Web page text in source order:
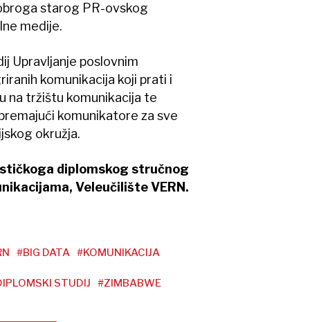
starog PR-ovskog
medije.
Upravljanje poslovnim
komunikacija koji prati i
na tržištu komunikacija te
komunikatore za sve
okružja.
diplomskog stručnog
Veleučilište VERN.
#BIG DATA #KOMUNIKACIJA
STUDIJ
#ZIMBABWE